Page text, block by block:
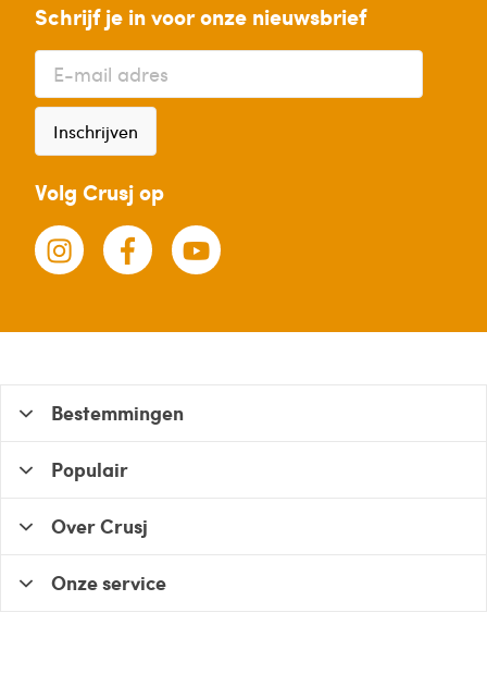
Schrijf je in voor onze nieuwsbrief
Inschrijven
Volg Crusj op
Bestemmingen
Populair
Over Crusj
Onze service